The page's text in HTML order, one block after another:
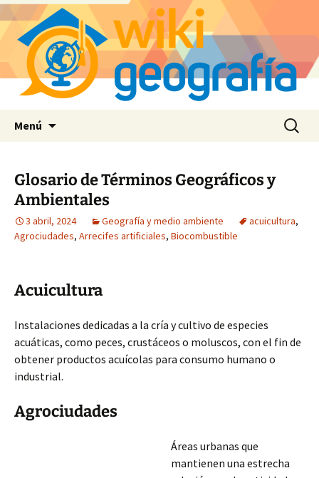
Menú Buscar:
Glosario de Términos Geográficos y
Ambientales
3 abril, 2024 Geografía y medio ambiente acuicultura,
Agrociudades, Arrecifes artificiales, Biocombustible
Acuicultura
Instalaciones dedicadas a la cría y cultivo de especies
acuáticas, como peces, crustáceos o moluscos, con el fin de
obtener productos acuícolas para consumo humano o
industrial.
Agrociudades
Áreas urbanas que
mantienen una estrecha